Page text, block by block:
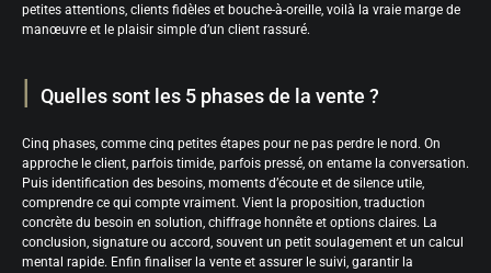
petites attentions, clients fidèles et bouche-à-oreille, voilà la vraie marge de
manœuvre et le plaisir simple d’un client rassuré.
Quelles sont les 5 phases de la vente ?
Cinq phases, comme cinq petites étapes pour ne pas perdre le nord. On
approche le client, parfois timide, parfois pressé, on entame la conversation.
Puis identification des besoins, moments d’écoute et de silence utile,
comprendre ce qui compte vraiment. Vient la proposition, traduction
concrète du besoin en solution, chiffrage honnête et options claires. La
conclusion, signature ou accord, souvent un petit soulagement et un calcul
mental rapide. Enfin finaliser la vente et assurer le suivi, garantir la